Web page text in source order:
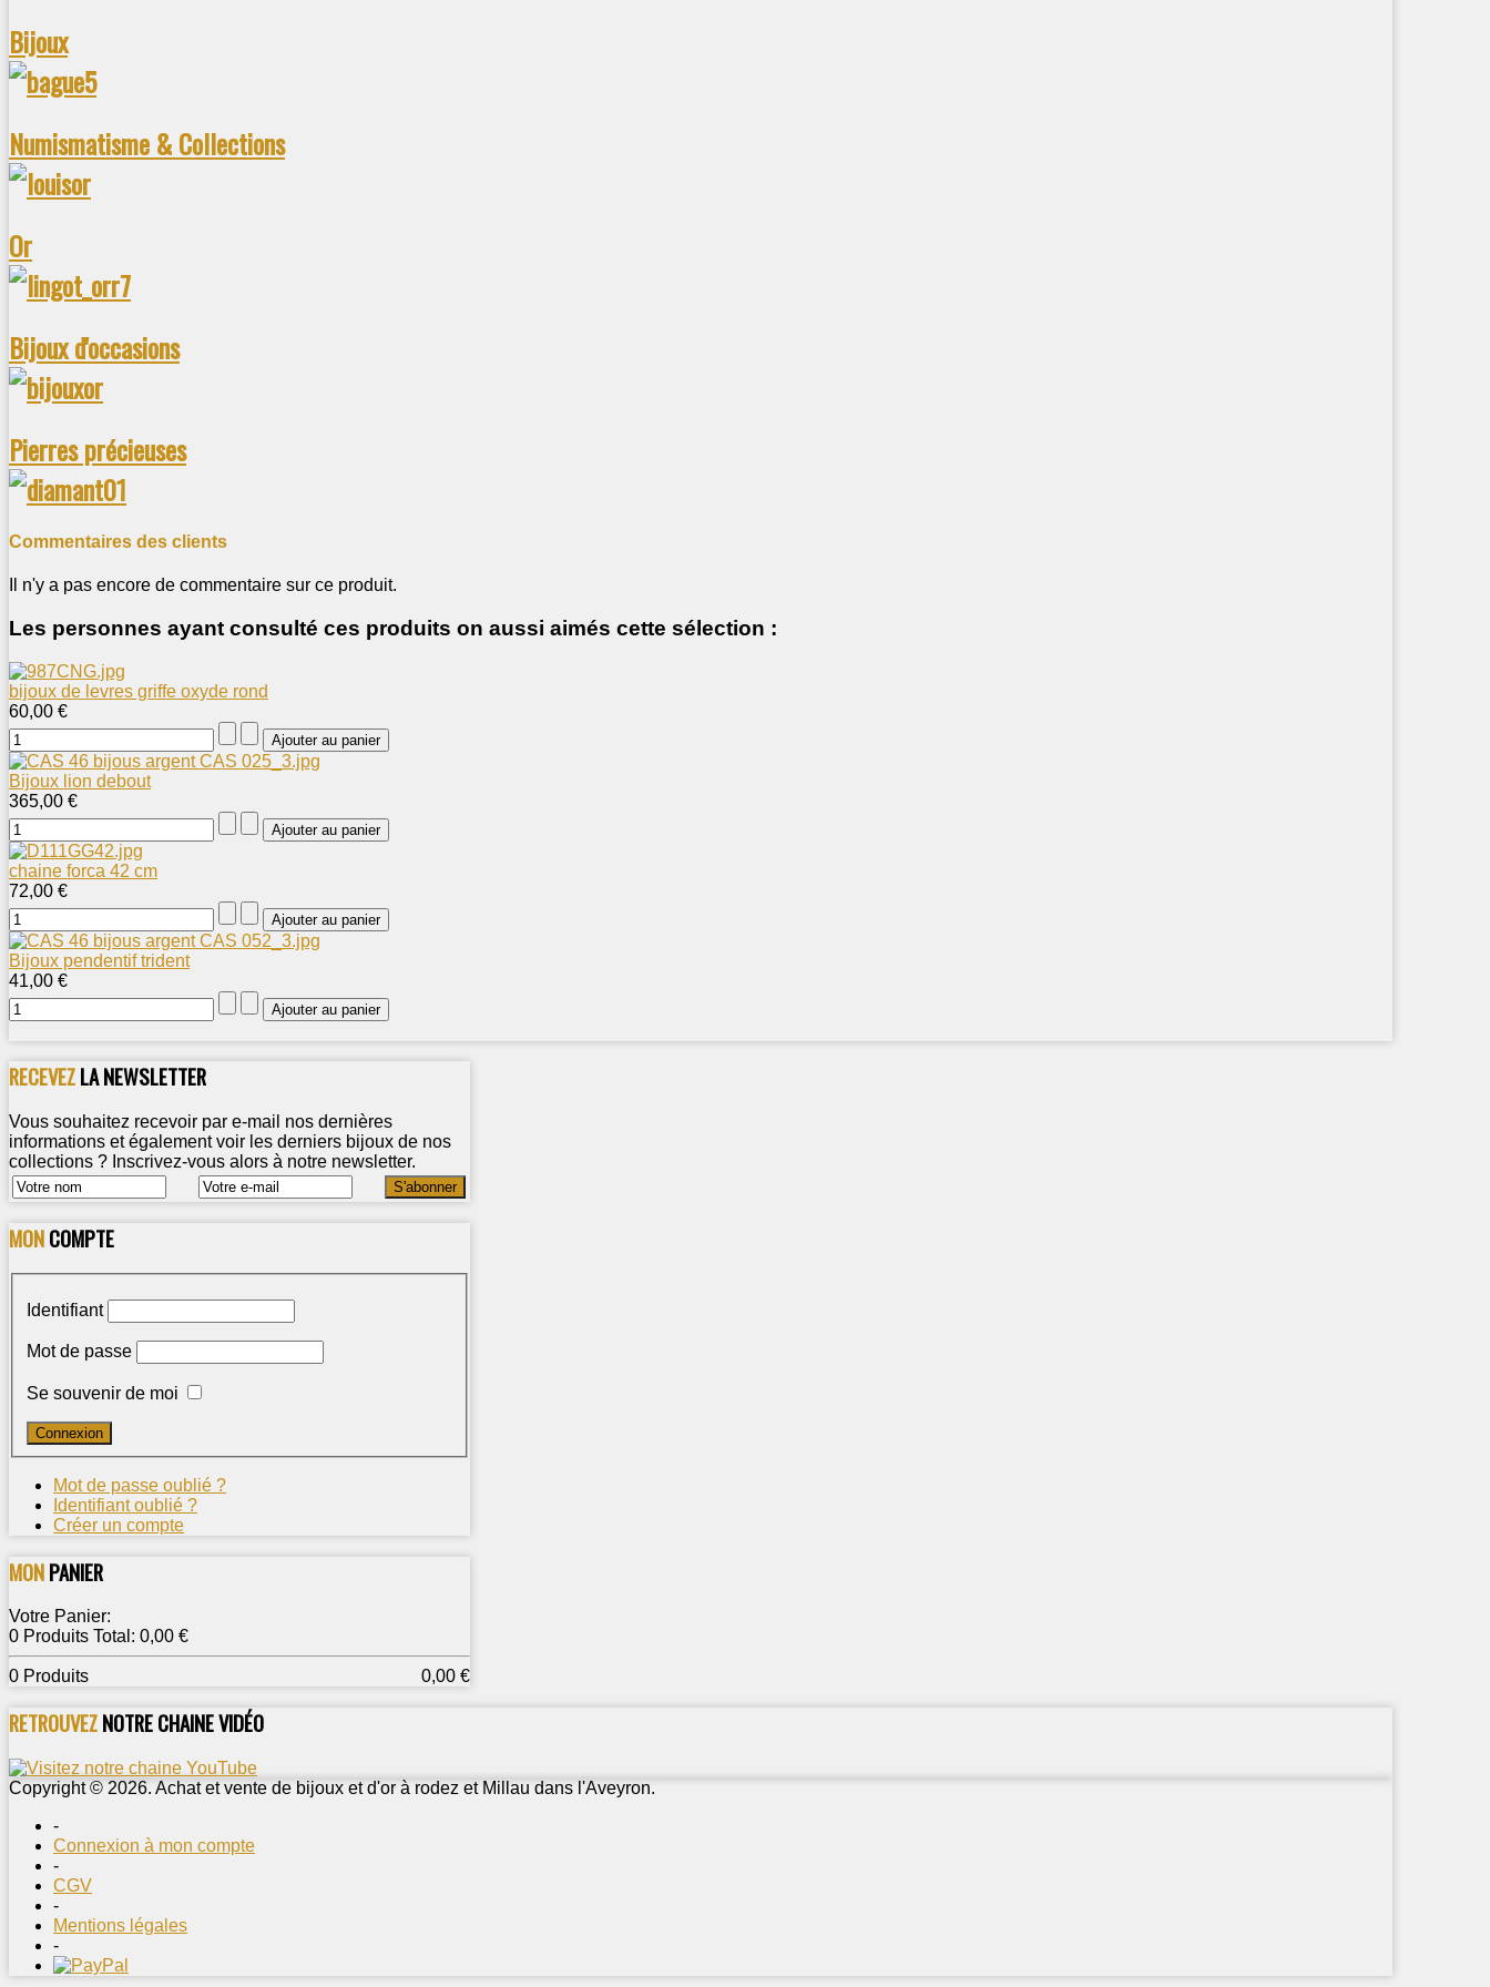
Bijoux
Numismatisme & Collections
Or
Bijoux d'occasions
Pierres précieuses
Commentaires des clients
Il n'y a pas encore de commentaire sur ce produit.
Les personnes ayant consulté ces produits on aussi aimés cette sélection :
bijoux de levres griffe oxyde rond
60,00 €
Bijoux lion debout
365,00 €
chaine forca 42 cm
72,00 €
Bijoux pendentif trident
41,00 €
RECEVEZLA NEWSLETTER
Vous souhaitez recevoir par e-mail nos dernières
informations et également voir les derniers bijoux de nos
collections ? Inscrivez-vous alors à notre newsletter.
MONCOMPTE
Identifiant
Mot de passe
Se souvenir de moi
Mot de passe oublié ?
Identifiant oublié ?
Créer un compte
MONPANIER
Votre Panier:
0 Produits Total: 0,00 €
0 Produits 0,00 €
RETROUVEZNOTRE CHAINE VIDÉO
Copyright © 2026. Achat et vente de bijoux et d'or à rodez et Millau dans l'Aveyron.
-
Connexion à mon compte
-
CGV
-
Mentions légales
-